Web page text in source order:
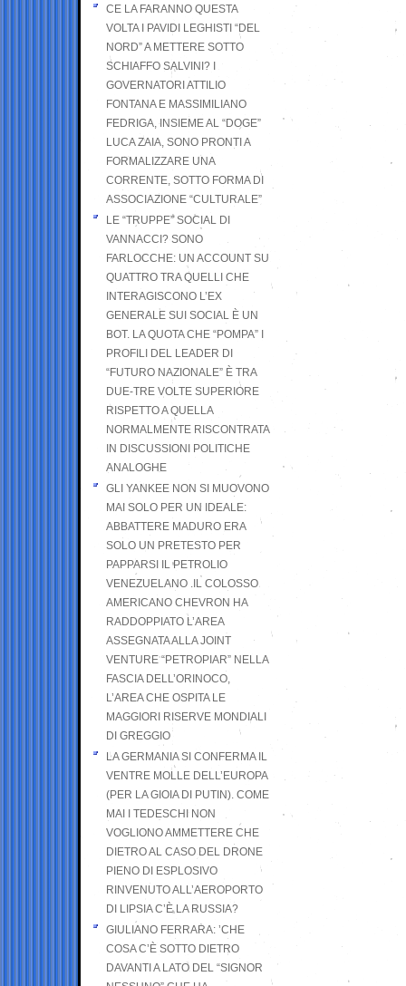
CE LA FARANNO QUESTA
VOLTA I PAVIDI LEGHISTI “DEL
NORD” A METTERE SOTTO
SCHIAFFO SALVINI? I
GOVERNATORI ATTILIO
FONTANA E MASSIMILIANO
FEDRIGA, INSIEME AL “DOGE”
LUCA ZAIA, SONO PRONTI A
FORMALIZZARE UNA
CORRENTE, SOTTO FORMA DI
ASSOCIAZIONE “CULTURALE”
LE “TRUPPE” SOCIAL DI
VANNACCI? SONO
FARLOCCHE: UN ACCOUNT SU
QUATTRO TRA QUELLI CHE
INTERAGISCONO L’EX
GENERALE SUI SOCIAL È UN
BOT. LA QUOTA CHE “POMPA” I
PROFILI DEL LEADER DI
“FUTURO NAZIONALE” È TRA
DUE-TRE VOLTE SUPERIORE
RISPETTO A QUELLA
NORMALMENTE RISCONTRATA
IN DISCUSSIONI POLITICHE
ANALOGHE
GLI YANKEE NON SI MUOVONO
MAI SOLO PER UN IDEALE:
ABBATTERE MADURO ERA
SOLO UN PRETESTO PER
PAPPARSI IL PETROLIO
VENEZUELANO .IL COLOSSO
AMERICANO CHEVRON HA
RADDOPPIATO L’AREA
ASSEGNATA ALLA JOINT
VENTURE “PETROPIAR” NELLA
FASCIA DELL’ORINOCO,
L’AREA CHE OSPITA LE
MAGGIORI RISERVE MONDIALI
DI GREGGIO
LA GERMANIA SI CONFERMA IL
VENTRE MOLLE DELL’EUROPA
(PER LA GIOIA DI PUTIN). COME
MAI I TEDESCHI NON
VOGLIONO AMMETTERE CHE
DIETRO AL CASO DEL DRONE
PIENO DI ESPLOSIVO
RINVENUTO ALL’AEROPORTO
DI LIPSIA C’È LA RUSSIA?
GIULIANO FERRARA: ’CHE
COSA C’È SOTTO DIETRO
DAVANTI A LATO DEL “SIGNOR